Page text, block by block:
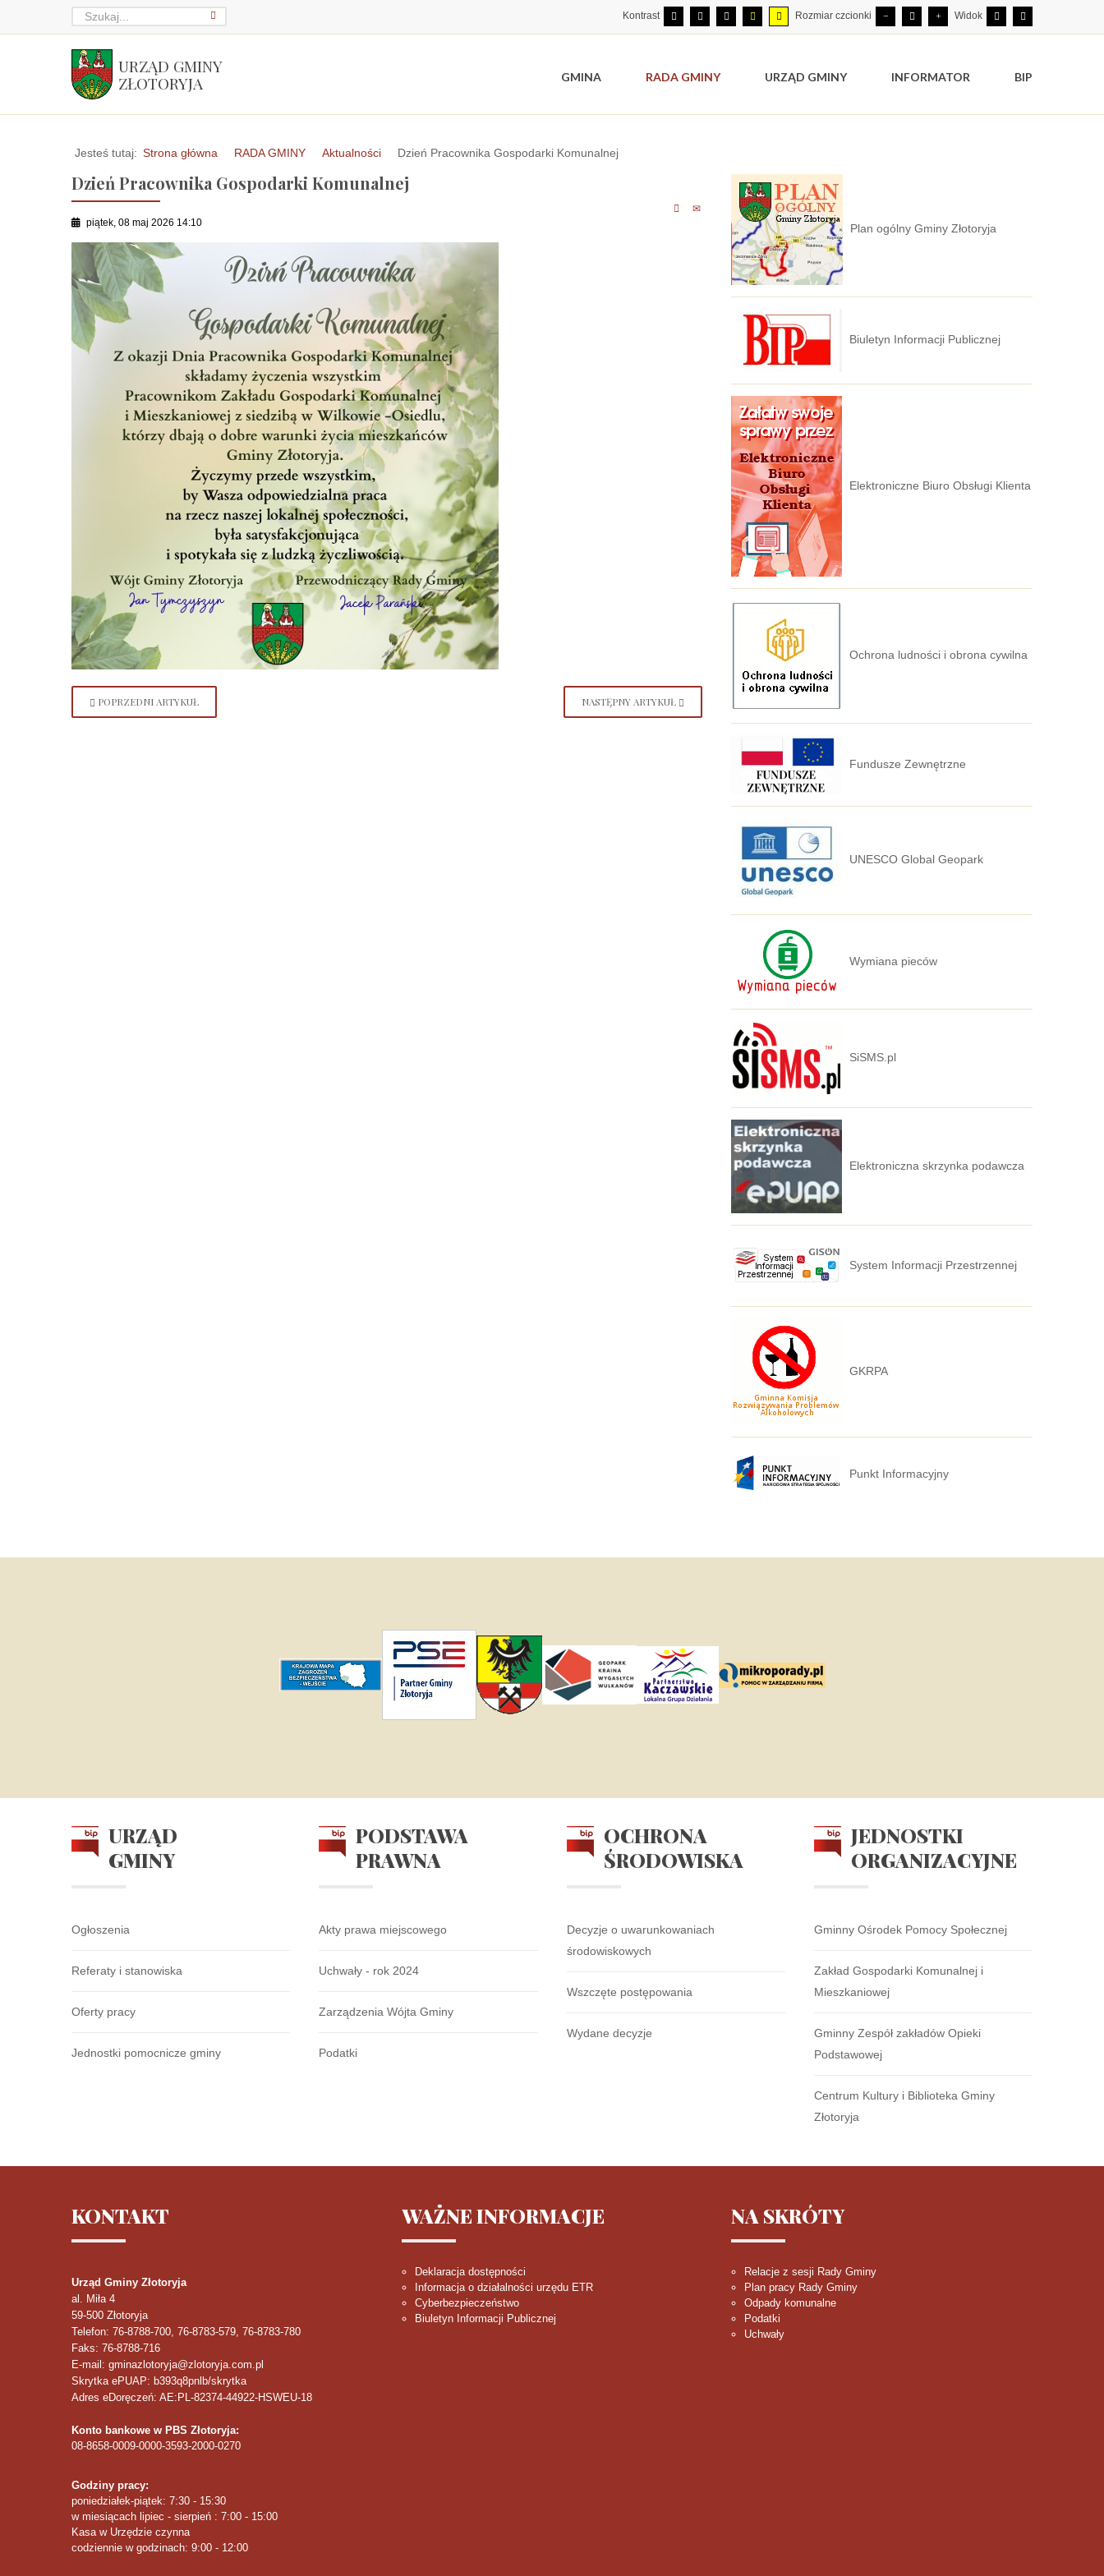
Kontrast Rozmiar czcionki Widok
URZĄD GMINY
ZŁOTORYJA
GMINA RADA GMINY URZĄD GMINY INFORMATOR BIP
Jesteś tutaj: Strona główna RADA GMINY Aktualności Dzień Pracownika Gospodarki Komunalnej
Dzień Pracownika Gospodarki Komunalnej
piątek, 08 maj 2026 14:10
POPRZEDNI ARTYKUŁ NASTĘPNY ARTYKUŁ
Plan ogólny Gminy Złotoryja
Biuletyn Informacji Publicznej
Elektroniczne Biuro Obsługi Klienta
Ochrona ludności i obrona cywilna
Fundusze Zewnętrzne
UNESCO Global Geopark
Wymiana pieców
SiSMS.pl
Elektroniczna skrzynka podawcza
System Informacji Przestrzennej
GKRPA
Punkt Informacyjny
URZĄD
GMINY
Ogłoszenia
Referaty i stanowiska
Oferty pracy
Jednostki pomocnicze gminy
PODSTAWA
PRAWNA
Akty prawa miejscowego
Uchwały - rok 2024
Zarządzenia Wójta Gminy
Podatki
OCHRONA
ŚRODOWISKA
Decyzje o uwarunkowaniach
środowiskowych
Wszczęte postępowania
Wydane decyzje
JEDNOSTKI
ORGANIZACYJNE
Gminny Ośrodek Pomocy Społecznej
Zakład Gospodarki Komunalnej i
Mieszkaniowej
Gminny Zespół zakładów Opieki
Podstawowej
Centrum Kultury i Biblioteka Gminy
Złotoryja
KONTAKT
Urząd Gminy Złotoryja
al. Miła 4
59-500 Złotoryja
Telefon: 76-8788-700, 76-8783-579, 76-8783-780
Faks: 76-8788-716
E-mail: gminazlotoryja@zlotoryja.com.pl
Skrytka ePUAP: b393q8pnlb/skrytka
Adres eDoręczeń: AE:PL-82374-44922-HSWEU-18
Konto bankowe w PBS Złotoryja:
08-8658-0009-0000-3593-2000-0270
Godziny pracy:
poniedziałek-piątek: 7:30 - 15:30
w miesiącach lipiec - sierpień : 7:00 - 15:00
Kasa w Urzędzie czynna
codziennie w godzinach: 9:00 - 12:00
WAŻNEINFORMACJE
Deklaracja dostępności
Informacja o działalności urzędu ETR
Cyberbezpieczeństwo
Biuletyn Informacji Publicznej
NA SKRÓTY
Relacje z sesji Rady Gminy
Plan pracy Rady Gminy
Odpady komunalne
Podatki
Uchwały